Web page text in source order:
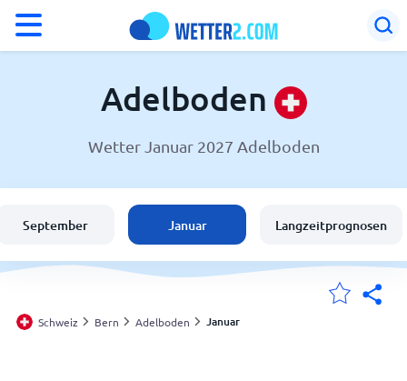
Wetter in Adelboden
Deutschland
Österreich
Adelboden
Wetter Januar 2027 Adelboden
September Januar Langzeitprognosen
Schweiz Bern Adelboden Januar